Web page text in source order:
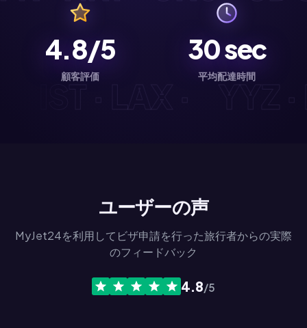
· IST · LAX ·
4.8/5
顧客評価
30sec
平均配達時間
ユーザーの声
MyJet24を利用してビザ申請を行った旅行者からの実際
のフィードバック
4.8/5